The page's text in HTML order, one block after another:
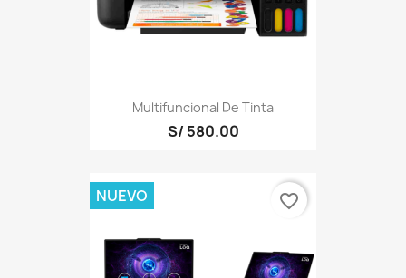
Multifuncional De Tinta
S/ 580.00
NUEVO favorite_border